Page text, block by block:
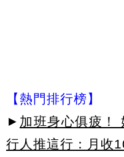
【熱門排行榜】
► 加班身心俱疲！
行人推這行：月收